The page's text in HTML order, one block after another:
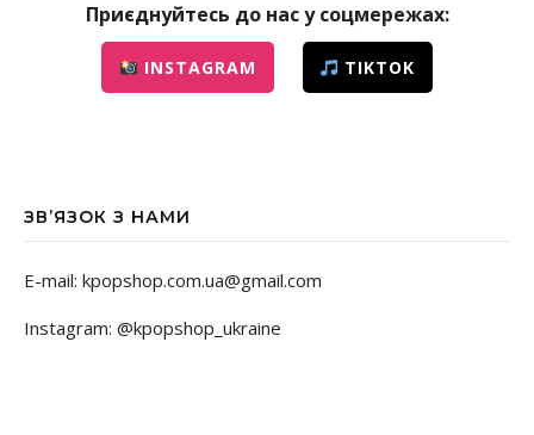
Приєднуйтесь до нас у соцмережах:
INSTAGRAM TIKTOK
ЗВ’ЯЗОК З НАМИ
E-mail: kpopshop.com.ua@gmail.com
Instagram: @kpopshop_ukraine